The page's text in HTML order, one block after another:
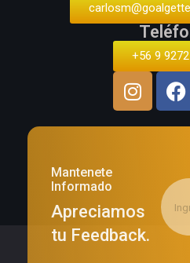
+56 9
Mantenete
Informado
Apreciamos
tu Feedback.